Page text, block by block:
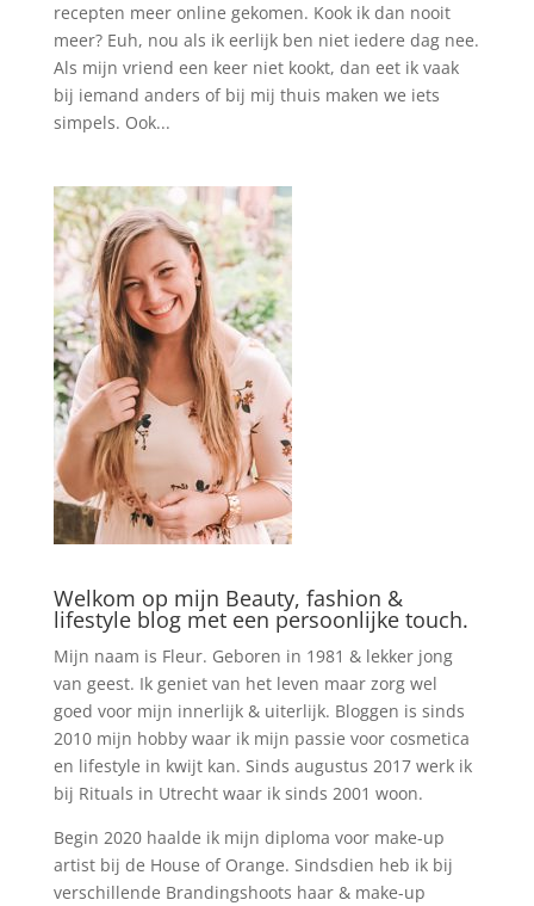
recepten meer online gekomen. Kook ik dan nooit
meer? Euh, nou als ik eerlijk ben niet iedere dag nee.
Als mijn vriend een keer niet kookt, dan eet ik vaak
bij iemand anders of bij mij thuis maken we iets
simpels. Ook...
Welkom op mijn Beauty, fashion &
lifestyle blog met een persoonlijke touch.
Mijn naam is Fleur. Geboren in 1981 & lekker jong
van geest. Ik geniet van het leven maar zorg wel
goed voor mijn innerlijk & uiterlijk. Bloggen is sinds
2010 mijn hobby waar ik mijn passie voor cosmetica
en lifestyle in kwijt kan. Sinds augustus 2017 werk ik
bij Rituals in Utrecht waar ik sinds 2001 woon.
Begin 2020 haalde ik mijn diploma voor make-up
artist bij de House of Orange. Sindsdien heb ik bij
verschillende Brandingshoots haar & make-up